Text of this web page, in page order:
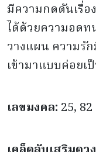
มีความกดดันเรื่อ
ได้ด้วยความอดท
วางแผน ความรั
เข้ามาแบบค่อยเ
เลขมงคล: 25, 82